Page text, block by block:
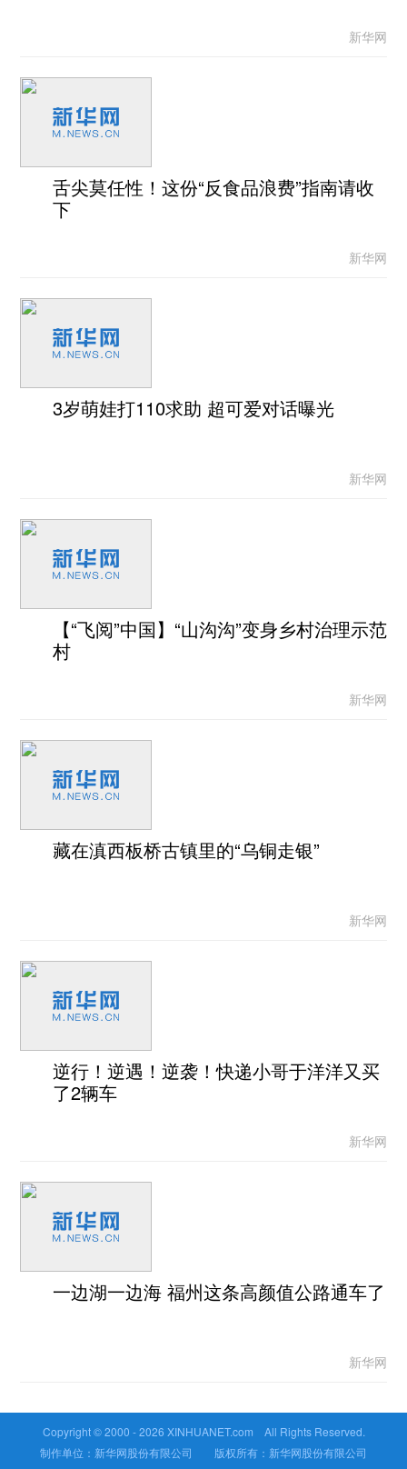
新华网
舌尖莫任性！这份“反食品浪费”指南请收
下
新华网
3岁萌娃打110求助 超可爱对话曝光
新华网
【“飞阅”中国】“山沟沟”变身乡村治理示范
村
新华网
藏在滇西板桥古镇里的“乌铜走银”
新华网
逆行！逆遇！逆袭！快递小哥于洋洋又买
了2辆车
新华网
一边湖一边海 福州这条高颜值公路通车了
新华网
Copyright © 2000 -2026 XINHUANET.com All Rights Reserved.
制作单位：新华网股份有限公司 版权所有：新华网股份有限公司